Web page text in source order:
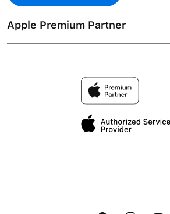
Apple Premium Partner